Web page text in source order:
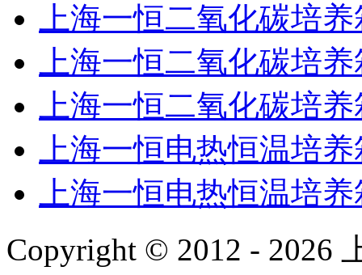
上海一恒二氧化碳培
上海一恒二氧化碳培
上海一恒二氧化碳培
上海一恒电热恒温培
上海一恒电热恒温培
Copyright © 2012 - 2026